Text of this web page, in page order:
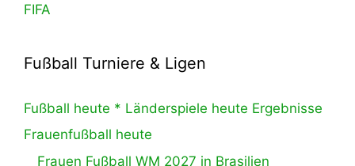
FIFA
Fußball Turniere & Ligen
Fußball heute * Länderspiele heute Ergebnisse
Frauenfußball heute
Frauen Fußball WM 2027 in Brasilien